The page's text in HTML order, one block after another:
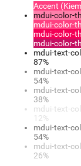
Accent
mdui-color-
mdui-color-
mdui-color-
mdui-color-
mdui-text-
87%
mdui-text-
54%
mdui-text-
38%
mdui-text-
12%
mdui-text-
54%
mdui-text-
26%